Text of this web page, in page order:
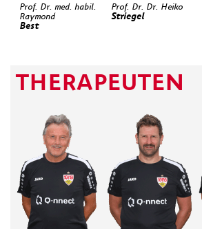
Prof. Dr. med. habil.
Raymond
Best
Prof. Dr. Dr. Heiko
Striegel
THERAPEUTEN